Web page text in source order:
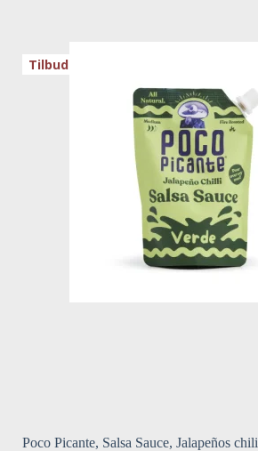
Tilbud
Poco Picante, Salsa Sauce, Jalapeños chili